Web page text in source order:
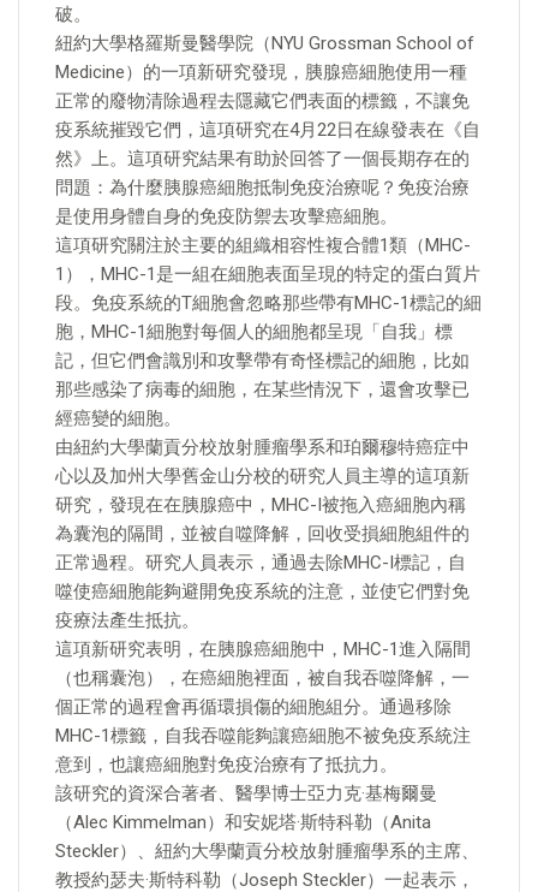
破。
紐約大學格羅斯曼醫學院（NYU Grossman School of
Medicine）的一項新研究發現，胰腺癌細胞使用一種
正常的廢物清除過程去隱藏它們表面的標籤，不讓免
疫系統摧毀它們，這項研究在4月22日在線發表在《自
然》上。這項研究結果有助於回答了一個長期存在的
問題：為什麼胰腺癌細胞抵制免疫治療呢？免疫治療
是使用身體自身的免疫防禦去攻擊癌細胞。
這項研究關注於主要的組織相容性複合體1類（MHC-
1），MHC-1是一組在細胞表面呈現的特定的蛋白質片
段。免疫系統的T細胞會忽略那些帶有MHC-1標記的細
胞，MHC-1細胞對每個人的細胞都呈現「自我」標
記，但它們會識別和攻擊帶有奇怪標記的細胞，比如
那些感染了病毒的細胞，在某些情況下，還會攻擊已
經癌變的細胞。
由紐約大學蘭貢分校放射腫瘤學系和珀爾穆特癌症中
心以及加州大學舊金山分校的研究人員主導的這項新
研究，發現在在胰腺癌中，MHC-I被拖入癌細胞內稱
為囊泡的隔間，並被自噬降解，回收受損細胞組件的
正常過程。研究人員表示，通過去除MHC-I標記，自
噬使癌細胞能夠避開免疫系統的注意，並使它們對免
疫療法產生抵抗。
這項新研究表明，在胰腺癌細胞中，MHC-1進入隔間
（也稱囊泡），在癌細胞裡面，被自我吞噬降解，一
個正常的過程會再循環損傷的細胞組分。通過移除
MHC-1標籤，自我吞噬能夠讓癌細胞不被免疫系統注
意到，也讓癌細胞對免疫治療有了抵抗力。
該研究的資深合著者、醫學博士亞力克·基梅爾曼
（Alec Kimmelman）和安妮塔·斯特科勒（Anita
Steckler）、紐約大學蘭貢分校放射腫瘤學系的主席、
教授約瑟夫·斯特科勒（Joseph Steckler）一起表示，